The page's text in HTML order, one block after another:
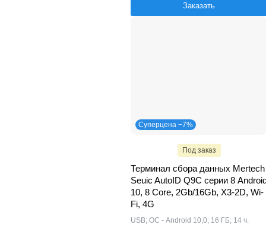
Заказать
Суперцена −7%
Под заказ
Терминал сбора данных Mertech
Seuic AutoID Q9С серии 8
10, 8 Core, 2Gb/16Gb, X3-2D, Wi-
Fi, 4G
USB; ОС - Android 10,0; 16 ГБ; 14 ч.